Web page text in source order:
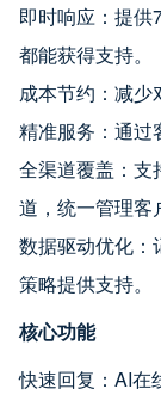
即时响应：提
都能获得支持。
成本节约：减少
精准服务：通过
全渠道覆盖：支
道，统一管理客
数据驱动优化：
策略提供支持。
核心功能
快速回复：AI在